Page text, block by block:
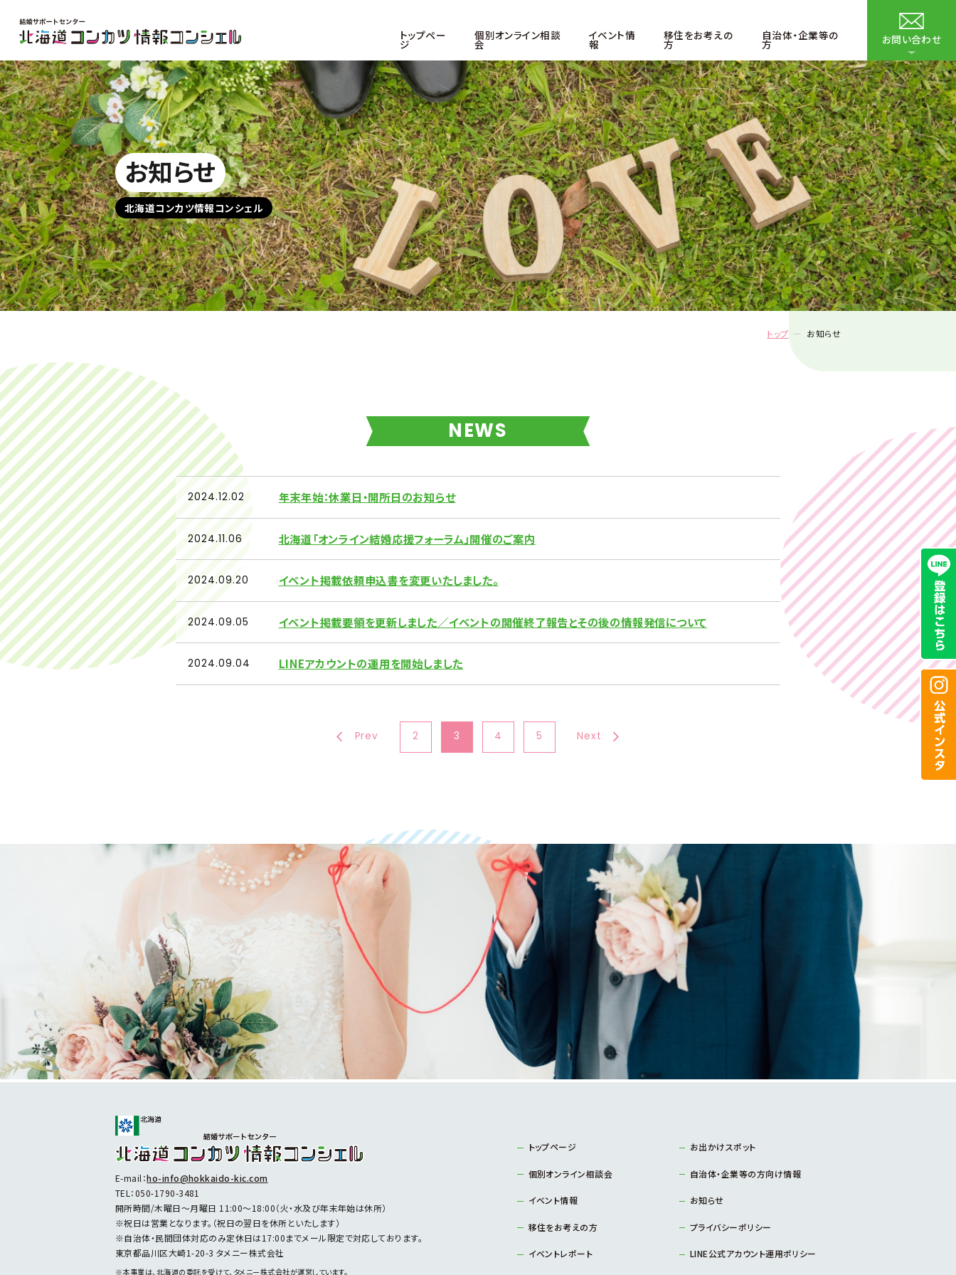
トップペー
ジ
個別オンライン相談
会
イベント情
報
移住をお考えの
方
自治体・企業等の
方 お問い合わせ
お知らせ
北海道コンカツ情報コンシェル
トップ お知らせ
NEWS
2024.12.02 年末年始：休業日・開所日のお知らせ
2024.11.06 北海道「オンライン結婚応援フォーラム」開催のご案内
2024.09.20 イベント掲載依頼申込書を変更いたしました。
2024.09.05 イベント掲載要領を更新しました／イベントの開催終了報告とその後の情報発信について
2024.09.04 LINEアカウントの運用を開始しました
Prev 2 3 4 5 Next
E-mail：ho-info@hokkaido-kic.com
TEL：050-1790-3481
開所時間/木曜日～月曜日 11:00～18:00（火・水及び年末年始は休所）
※祝日は営業となります。 （祝日の翌日を休所といたします）
※自治体・民間団体対応のみ定休日は17:00までメール限定で対応しております。
東京都品川区大崎1-20-3 タメニー株式会社
※本事業は、北海道の委託を受けて、 タメニー株式会社が運営しています。
トップページ
個別オンライン相談会
イベント情報
移住をお考えの方
イベントレポート
お出かけスポット
自治体・企業等の方向け情報
お知らせ
プライバシーポリシー
LINE公式アカウント運用ポリシー